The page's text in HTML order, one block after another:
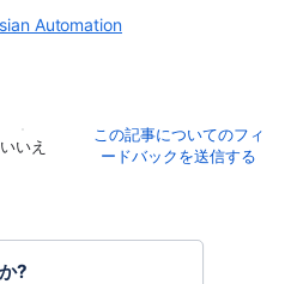
Automation
いいえ
この記事についてのフィ
ードバックを送信する
?